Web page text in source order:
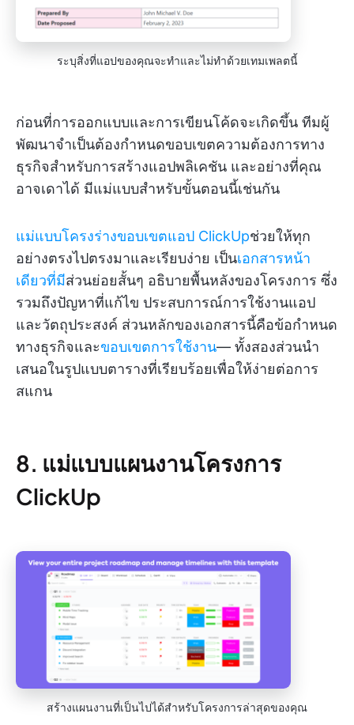
ระบุสิ่งที่แอปของคุณจะทำและไม่ทำด้วยเทมเพลตนี้
ก่อนที่การออกแบบและการเขียนโค้ดจะเกิดขึ้น ทีมผู้
พัฒนาจำเป็นต้องกำหนดขอบเขตความต้องการทาง
ธุรกิจสำหรับการสร้างแอปพลิเคชัน และอย่างที่คุณ
อาจเดาได้ มีแม่แบบสำหรับขั้นตอนนี้เช่นกัน
แม่แบบโครงร่างขอบเขตแอป ClickUpช่วยให้ทุก
อย่างตรงไปตรงมาและเรียบง่าย เป็นเอกสารหน้า
เดียวที่มีส่วนย่อยสั้นๆ อธิบายพื้นหลังของโครงการ ซึ่ง
รวมถึงปัญหาที่แก้ไข ประสบการณ์การใช้งานแอป
และวัตถุประสงค์ ส่วนหลักของเอกสารนี้คือข้อกำหนด
ทางธุรกิจและขอบเขตการใช้งาน— ทั้งสองส่วนนำ
เสนอในรูปแบบตารางที่เรียบร้อยเพื่อให้ง่ายต่อการ
สแกน
8. แม่แบบแผนงานโครงการ
ClickUp
สร้างแผนงานที่เป็นไปได้สำหรับโครงการล่าสุดของคุณ